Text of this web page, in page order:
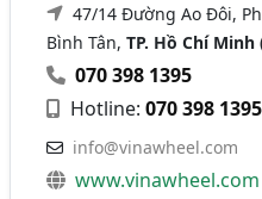
47/14 Đường Ao Đôi,
Bình Tân,TP. Hồ Chí Minh
070 398 1395
Hotline:070 398 1395
info@vinawheel.com
www.vinawheel.com